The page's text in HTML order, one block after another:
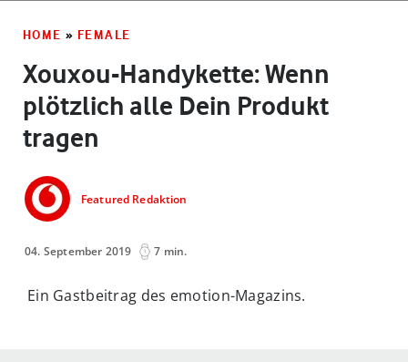
HOME » FEMALE
Xouxou-Handykette: Wenn
plötzlich alle Dein Produkt
tragen
Featured Redaktion
04. September 2019 7 min.
Ein Gastbeitrag des emotion-Magazins.